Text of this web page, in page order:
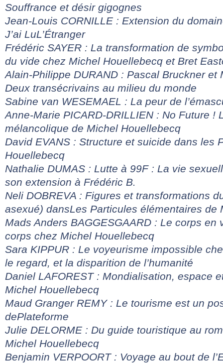
Souffrance et désir gigognes
Jean-Louis CORNILLE : Extension du
J’ai LuL’Étranger
Frédéric SAYER : La transformation de
du vide chez Michel Houellebecq et Bret
Alain-Philippe DURAND : Pascal Bruckner et
Deux transécrivains au milieu du monde
Sabine van WESEMAEL : La peur de
Anne-Marie PICARD-DRILLIEN : No Future !
mélancolique de Michel Houellebecq
David EVANS : Structure et suicide dans les
Houellebecq
Nathalie DUMAS : Lutte à 99F : La vie
son extension à Frédéric B.
Neli DOBREVA : Figures et transformations
asexué) dansLes Particules élémentaires de
Mads Anders BAGGESGAARD : Le corps en
corps chez Michel Houellebecq
Sara KIPPUR : Le voyeurisme impossible
le regard, et la disparition de l’humanité
Daniel LAFOREST : Mondialisation, espace
Michel Houellebecq
Maud Granger REMY : Le tourisme est un
dePlateforme
Julie DELORME : Du guide touristique au
Michel Houellebecq
Benjamin VERPOORT : Voyage au bout de